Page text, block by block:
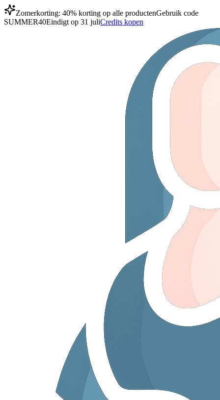
Zomerkorting: 40% korting op alle productenGebruik code
SUMMER40Eindigt op 31 juliCredits kopen